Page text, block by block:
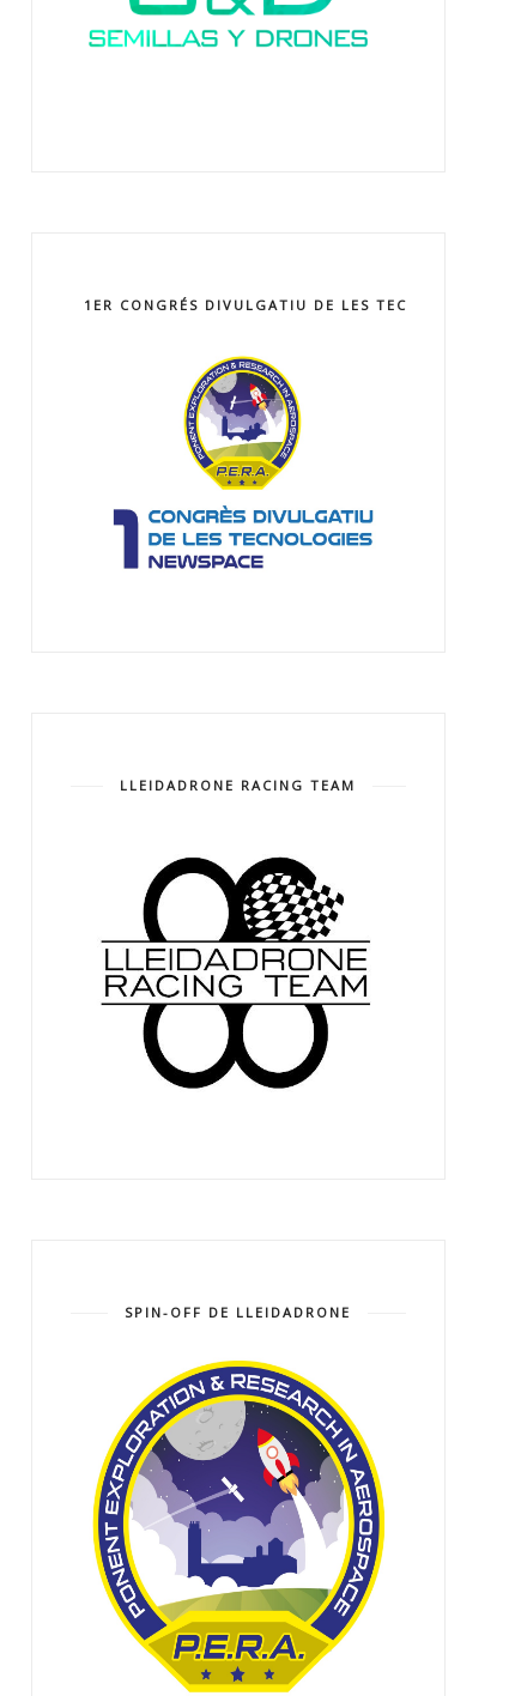
1ER CONGRÉS DIVULGATIU DE LES TECNOLOGIES
LLEIDADRONE RACING TEAM
SPIN-OFF DE LLEIDADRONE